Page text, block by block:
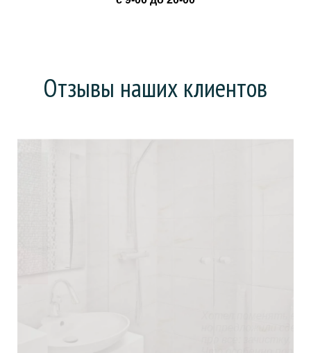
Отзывы наших клиентов
про все: зачистку, заливку и высыхание ушел день.